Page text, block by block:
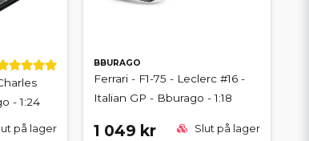
- 1:24
på lager
BBURAGO
Ferrari - F1-75 - Leclerc #16 -
Italian GP - Bburago - 1:18
1 049 kr Slut på lager